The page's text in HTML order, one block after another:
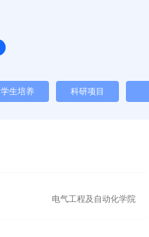
学生培养 科研项目
电气工程及自动化学院